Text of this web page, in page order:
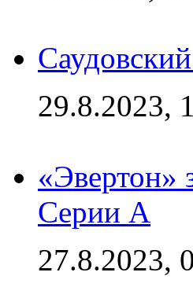
29.8.2023,
«Эвертон»
Серии А
27.8.2023,